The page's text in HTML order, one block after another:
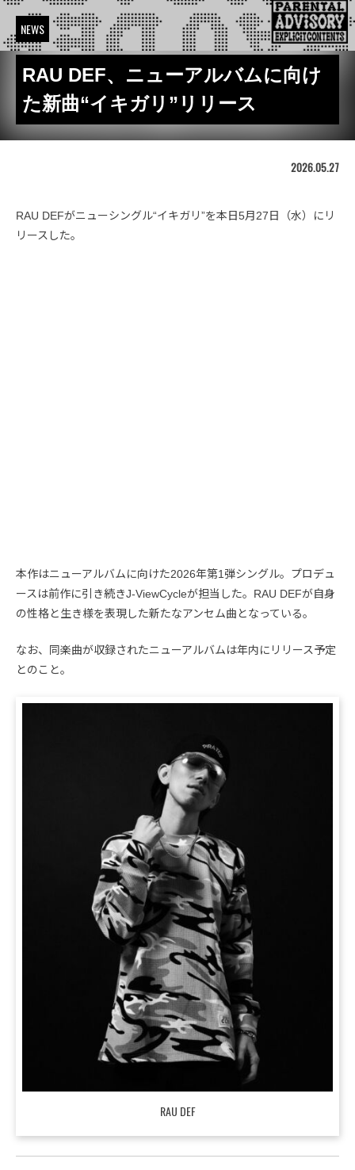
NEWS
RAU DEF、ニューアルバムに向け
た新曲“イキガリ”リリース
2026.05.27
RAU DEFがニューシングル“イキガリ”を本日5月27日（水）にリ
リースした。
本作はニューアルバムに向けた2026年第1弾シングル。プロデュ
ースは前作に引き続きJ-ViewCycleが担当した。RAU DEFが自身
の性格と生き様を表現した新たなアンセム曲となっている。
なお、同楽曲が収録されたニューアルバムは年内にリリース予定
とのこと。
RAU DEF